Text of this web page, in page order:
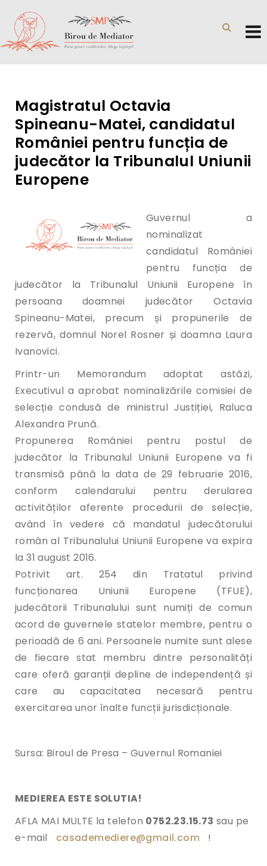
Magistratul Octavia
Spineanu-Matei, candidatul
României pentru funcția de
judecător la Tribunalul Uniunii
Europene
Guvernul a
nominalizat
candidatul României
pentru funcția de
judecător la Tribunalul Uniunii Europene în
persoana doamnei judecător Octavia
Spineanu-Matei, precum și propunerile de
rezervă, domnul Norel Rosner și doamna Laura
Ivanovici.
Printr-un Memorandum adoptat astăzi,
Executivul a aprobat nominalizările comisiei de
selecție condusă de ministrul Justiției, Raluca
Alexandra Prună.
Propunerea României pentru postul de
judecător la Tribunalul Uniunii Europene va fi
transmisă până la data de 29 februarie 2016,
conform calendarului pentru derularea
activităților aferente procedurii de selecție,
având în vedere că mandatul judecătorului
român al Tribunalului Uniunii Europene va expira
la 31 august 2016.
Potrivit art. 254 din Tratatul privind
funcționarea Uniunii Europene (TFUE),
judecătorii Tribunalului sunt numiți de comun
acord de guvernele statelor membre, pentru o
perioadă de 6 ani. Persoanele numite sunt alese
de fiecare stat membru dintre personalități
care oferă garanții depline de independență și
care au capacitatea necesară pentru
exercitarea unor înalte funcții jurisdicționale.
Sursa: Biroul de Presa – Guvernul Romaniei
MEDIEREA ESTE SOLUTIA!
AFLA MAI MULTE la telefon 0752.23.15.73 sau pe
e-mail
casademediere@gmail.com !